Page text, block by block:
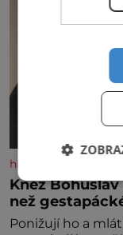
historyplus.cz
Kněz
než
Ponižují ho a